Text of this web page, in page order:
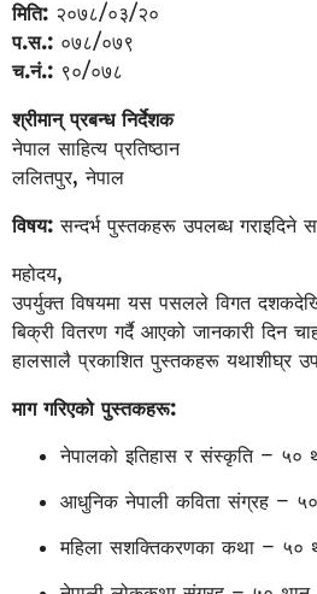
मिति: २०७८/०३/२०
प.स.: ०७८/०७९
च.नं.: ९०/०७८
श्रीमान् प्रबन्ध निर्देशक
नेपाल साहित्य प्रतिष्ठान
ललितपुर, नेपाल
विषय: सन्दर्भ पुस्तकहरू उपलब्ध गराइदिने
महोदय,
उपर्युक्त विषयमा यस पसलले विगत
बिक्री वितरण गर्दै आएको जानकारी दिन
हालसालै प्रकाशित पुस्तकहरू यथाशीघ्र
माग गरिएको पुस्तकहरू:
नेपालको इतिहास र संस्कृति – ५०
आधुनिक नेपाली कविता संग्रह –
महिला सशक्तिकरणका कथा – ५०